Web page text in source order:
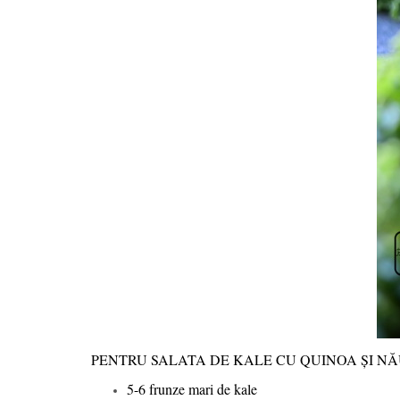
PENTRU SALATA DE KALE CU QUINOA ȘI
5-6 frunze mari de kale